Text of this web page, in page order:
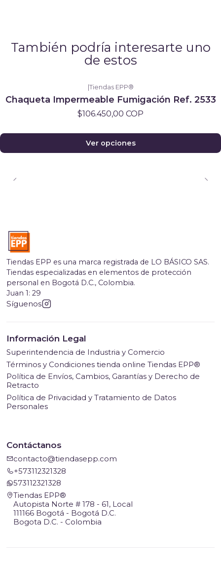
También podría interesarte uno
de estos
Tiendas EPP®
Chaqueta Impermeable Fumigación Ref. 2533
$106.450,00 COP
Ver opciones
Tiendas EPP es una marca registrada de LO BÁSICO SAS.
Tiendas especializadas en elementos de protección
personal en Bogotá D.C., Colombia.
Juan 1: 29
Síguenos
Información Legal
Superintendencia de Industria y Comercio
Términos y Condiciones tienda online Tiendas EPP®
Política de Envíos, Cambios, Garantías y Derecho de
Retracto
Política de Privacidad y Tratamiento de Datos
Personales
Contáctanos
contacto@tiendasepp.com
+573112321328
573112321328
Tiendas EPP®
Autopista Norte # 178 - 61, Local
111166 Bogotá - Bogotá D.C.
Bogota D.C. - Colombia